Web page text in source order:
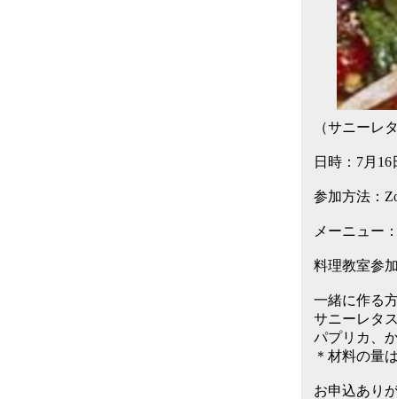
（サニーレ
日時：7月
参加方法：
メーニュー
料理教室参
一緒に作る
サニーレタ
パプリカ、
＊材料の量
お申込あり